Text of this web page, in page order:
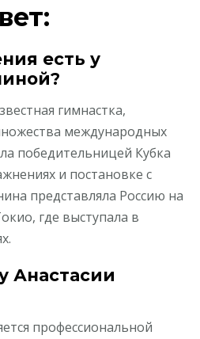
есть у
гимнастка,
международных
победительницей Кубка
и постановке с
представляла Россию на
где выступала в
Анастасии
профессиональной